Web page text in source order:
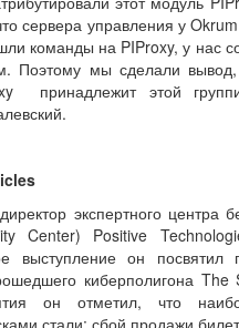
сервера управления у
команды на PIProxy, у нас
Поэтому мы сделали вывод,
принадлежит этой
экспертного центра
Center) Positive
выступление он посвятил
киберполигона
он отметил, что
стали: сбой продажи